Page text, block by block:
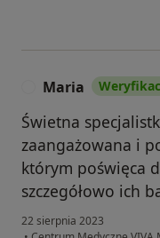
Maria
Świetna
zaangażowana i
którym poświęca
szczegółowo ich
22 sierpnia 2023